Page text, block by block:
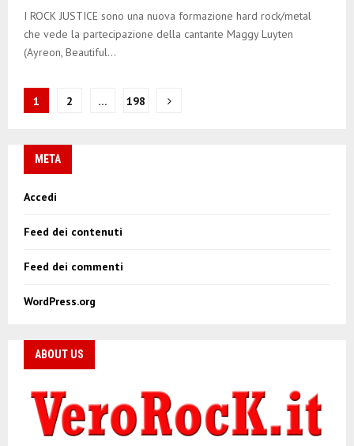
I ROCK JUSTICE sono una nuova formazione hard rock/metal
che vede la partecipazione della cantante Maggy Luyten
(Ayreon, Beautiful...
N
i
a
z
i
e
1 2 … 198
META
Accedi
Feed dei contenuti
Feed dei commenti
WordPress.org
ABOUT US